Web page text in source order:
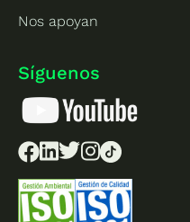
Nos apoyan
Síguenos